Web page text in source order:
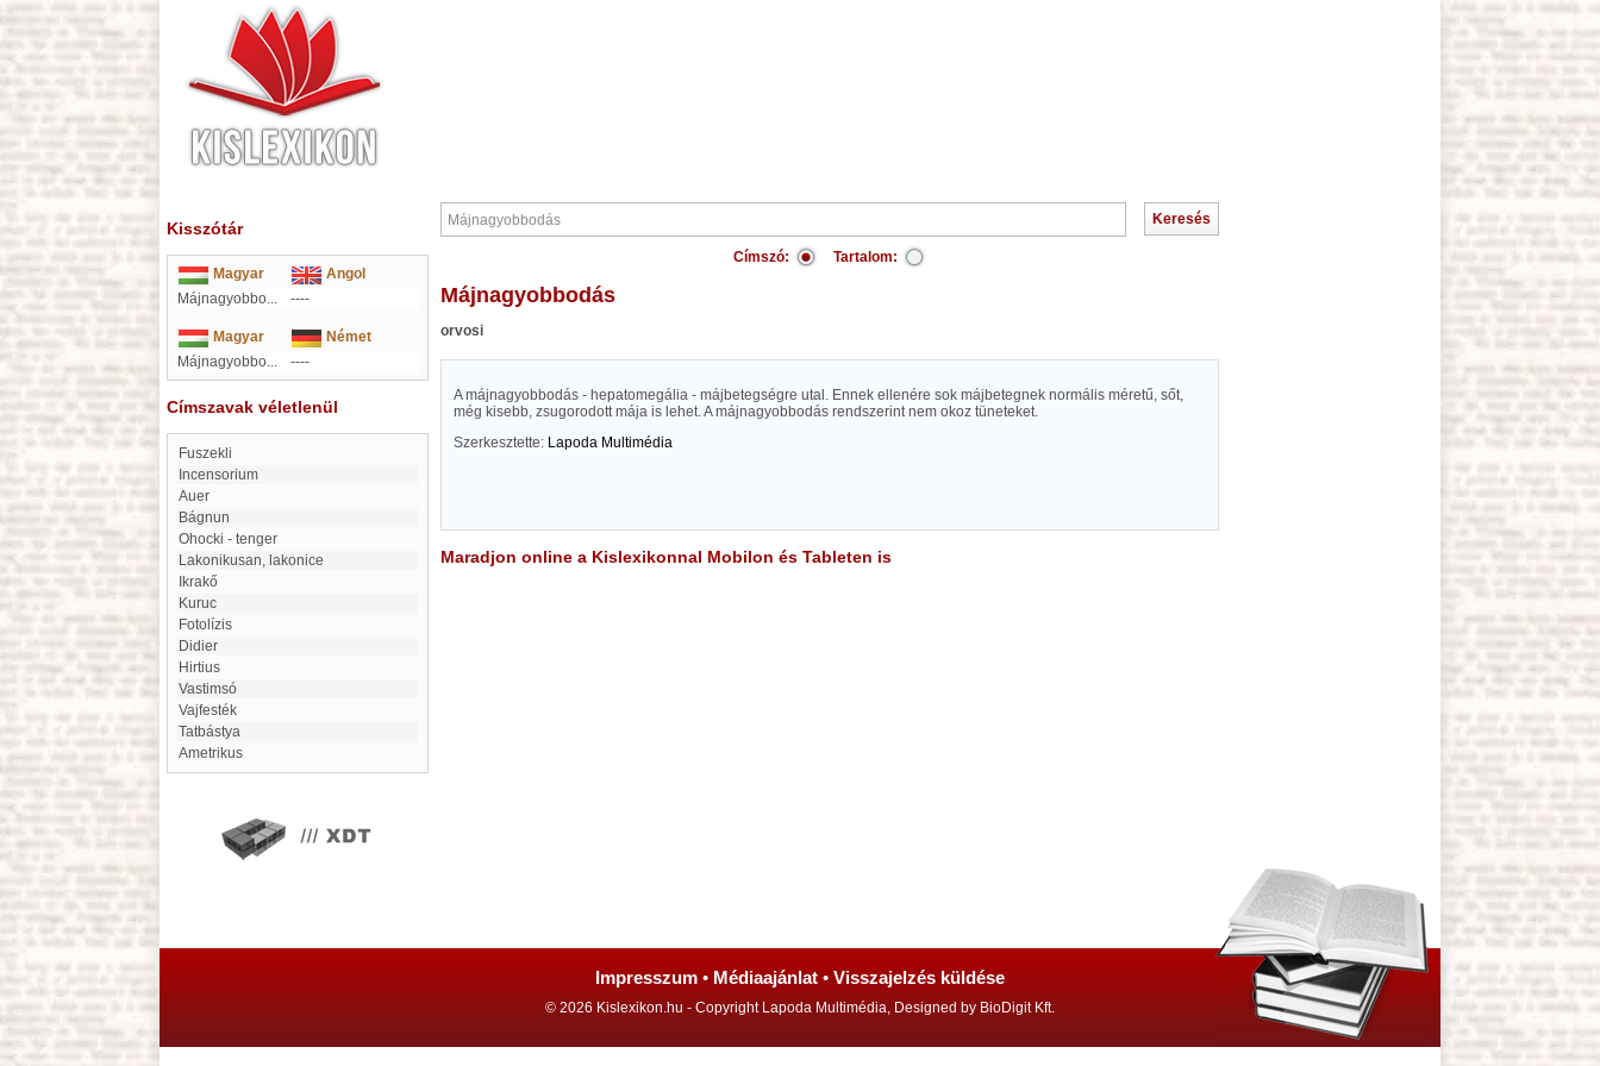
Kisszótár
Magyar
Angol
Májnagyobbo...
----
Magyar
Német
Májnagyobbo...
----
Címszavak véletlenül
fuszekli
incensorium
Auer
Bágnun
Ohocki - tenger
lakonikusan, lakonice
Ikrakő
Kuruc
fotolízis
Didier
Hirtius
Vastimsó
Vajfesték
Tatbástya
ametrikus
Címszó: Tartalom:
Májnagyobbodás
orvosi
A májnagyobbodás - hepatomegália - májbetegségre utal. Ennek ellenére sok májbetegnek normális méretű, sőt,
még kisebb, zsugorodott mája is lehet. A májnagyobbodás rendszerint nem okoz tüneteket.
Szerkesztette: Lapoda Multimédia
Maradjon online a Kislexikonnal Mobilon és Tableten is
Impresszum • Médiaajánlat • Visszajelzés küldése
© 2026 Kislexikon.hu - Copyright Lapoda Multimédia, Designed by BioDigit Kft.